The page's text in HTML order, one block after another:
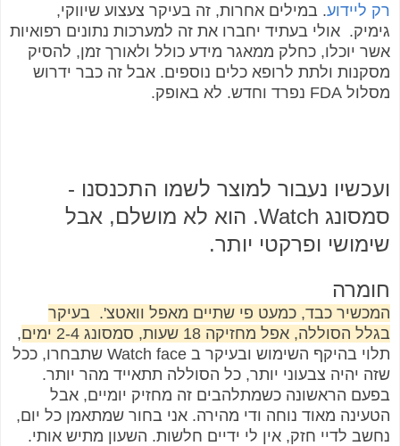
רק ליידוע. במילים אחרות, זה בעיקר צעצוע שיווקי,
גימיק. אולי בעתיד יחברו את זה למערכות נתונים רפואיות
אשר יוכלו, כחלק ממאגר מידע כולל ולאורך זמן, להסיק
מסקנות ולתת לרופא כלים נוספים. אבל זה כבר ידרוש
מסלול FDA נפרד וחדש. לא באופק.
ועכשיו נעבור למוצר לשמו התכנסנו -
סמסונג Watch. הוא לא מושלם, אבל
שימושי ופרקטי יותר.
חומרה
המכשיר כבד, כמעט פי שתיים מאפל וואטצ'. בעיקר
בגלל הסוללה, אפל מחזיקה 18 שעות, סמסונג 2-4 ימים
,
תלוי בהיקף השימוש ובעיקר ב Watch face שתבחרו, ככל
שזה יהיה צבעוני יותר, כל הסוללה תתאייד מהר יותר.
בפעם הראשונה כשמתלהבים זה מחזיק יומיים, אבל
הטעינה מאוד נוחה ודי מהירה. אני בחור שמתאמן כל יום,
נחשב לדיי חזק, אין לי ידיים חלשות. השעון מתיש אותי.